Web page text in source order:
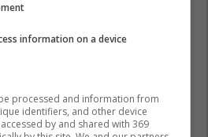
information on a device
processed and information from
identifiers, and other device
by and shared with 369